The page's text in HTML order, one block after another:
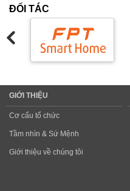
ĐỐI TÁC
GIỚI THIỆU
Cơ cấu tổ chức
Tầm nhìn & Sứ Mệnh
Giới thiệu về chúng tôi